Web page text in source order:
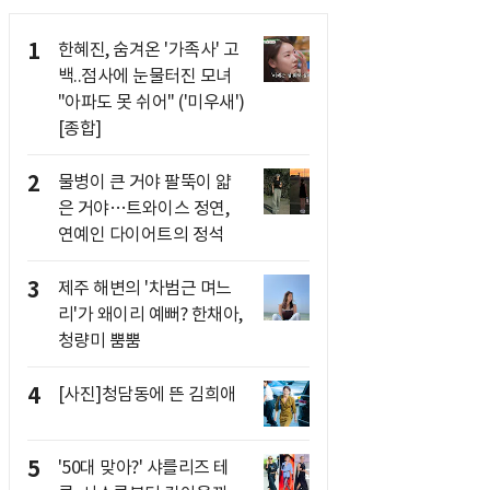
1
한혜진, 숨겨온 '가족사' 고
백..점사에 눈물터진 모녀
"아파도 못 쉬어" ('미우새')
[종합]
2
물병이 큰 거야 팔뚝이 얇
은 거야…트와이스 정연,
연예인 다이어트의 정석
3
제주 해변의 '차범근 며느
리'가 왜이리 예뻐? 한채아,
청량미 뿜뿜
4 [사진]청담동에 뜬 김희애
5
'50대 맞아?' 샤를리즈 테